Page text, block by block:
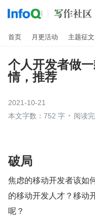
首页 月更活动 主题征文
个人开发者做
情，推荐
2021-10-21
本文字数：752 字
阅读
破局
焦虑的移动开发者该如
的移动开发人才？移动
呢？